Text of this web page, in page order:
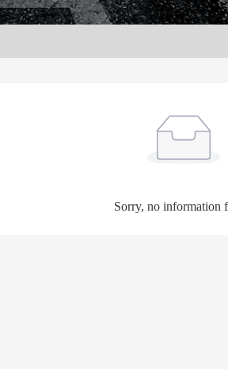
Sorry, no information